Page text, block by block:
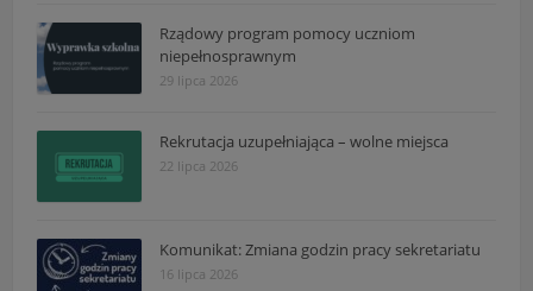
Rządowy program pomocy uczniom
niepełnosprawnym
29 lipca 2026
Rekrutacja uzupełniająca – wolne miejsca
22 lipca 2026
Komunikat: Zmiana godzin pracy sekretariatu
16 lipca 2026